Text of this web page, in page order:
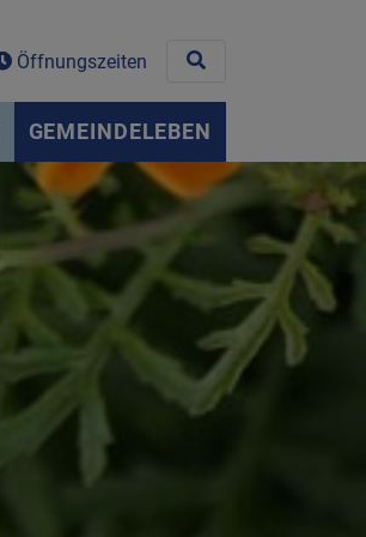
Öffnungszeiten
GEMEINDELEBEN